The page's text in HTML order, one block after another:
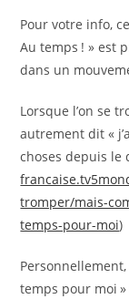
Pour votre info,
Au temps ! » est
dans un
Lorsque l’on se
autrement dit «
choses depuis le
tromper/mais-
temps-pour-moi)
temps pour moi